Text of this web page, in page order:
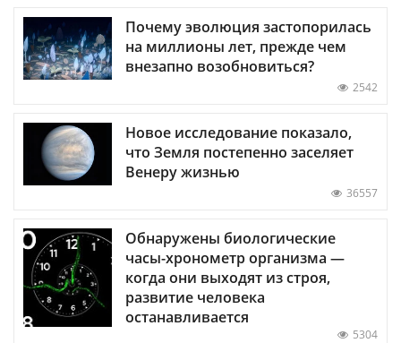
Почему эволюция застопорилась
на миллионы лет, прежде чем
внезапно возобновиться?
2542
Новое исследование показало,
что Земля постепенно заселяет
Венеру жизнью
36557
Обнаружены биологические
часы-хронометр организма —
когда они выходят из строя,
развитие человека
останавливается
5304